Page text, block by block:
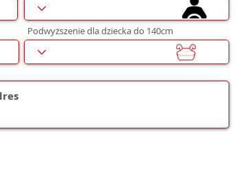
Podwyższenie dla dziecka do 140cm